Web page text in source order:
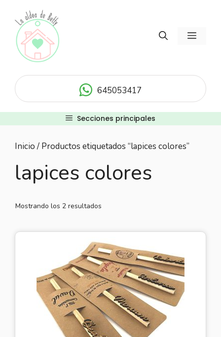
contenido
Menú
645053417
Secciones principales
Inicio / Productos etiquetados “lapices colores”
lapices colores
Mostrando los 2 resultados